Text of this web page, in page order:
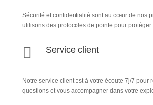
Sécurité et confidentialité sont au cœur de nos
utilisons des protocoles de pointe pour protéger
 Service client
Notre service client est à votre écoute 7j/7 pour
questions et vous accompagner dans votre